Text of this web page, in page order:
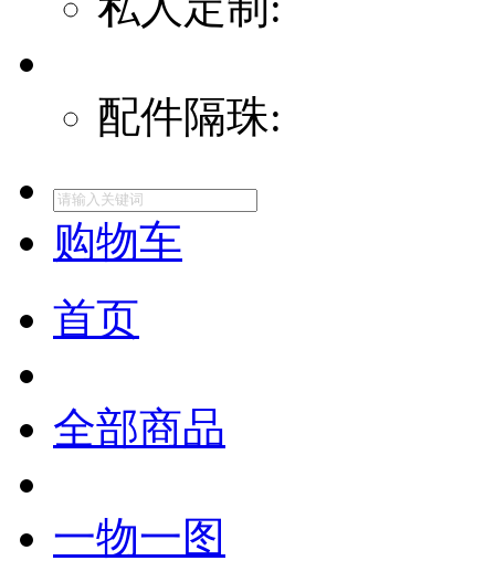
配件隔珠:
购物车
首页
全部商品
一物一图